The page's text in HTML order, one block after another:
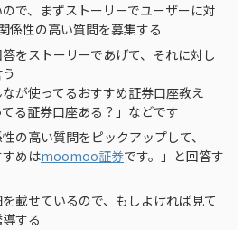
で、まずストーリーでユーザーに対
係性の高い質問を募集する
をストーリーであげて、それに対し
が使ってるおすすめ証券口座教え
る証券口座ある？」などです
の高い質問をピックアップして、
すめはmoomoo証券です。」と回答す
載せているので、もしよければ見て
する